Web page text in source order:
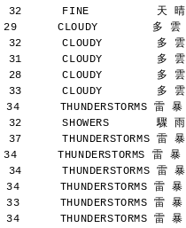
32      FINE          天 晴
CLOUDY        多 雲
CLOUDY        多 雲
CLOUDY        多 雲
CLOUDY        多 雲
CLOUDY        多 雲
THUNDERSTORMS 雷 暴
SHOWERS       驟 雨
雷 暴
THUNDERSTORMS 雷 暴
THUNDERSTORMS 雷 暴
THUNDERSTORMS 雷 暴
THUNDERSTORMS 雷 暴
THUNDERSTORMS 雷 暴